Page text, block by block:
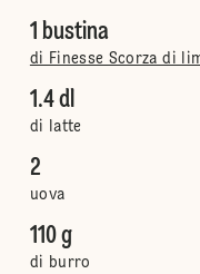
1 bustina
di Finesse Scorza di
1.4 dl
di latte
2
uova
110 g
di burro